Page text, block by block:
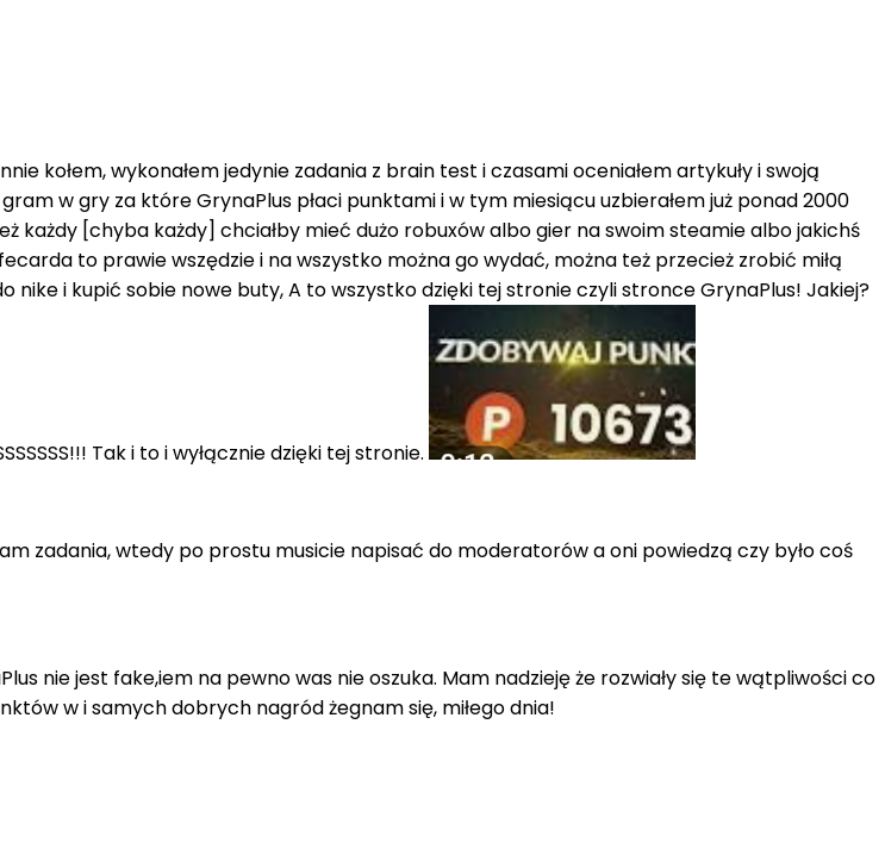
kołem, wykonałem jedynie zadania z brain test i czasami oceniałem artykuły i swoją
w gry za które GrynaPlus płaci punktami i w tym miesiącu uzbierałem już ponad 2000
każdy [chyba każdy] chciałby mieć dużo robuxów albo gier na swoim steamie albo jakichś
to prawie wszędzie i na wszystko można go wydać, można też przecież zrobić miłą
i kupić sobie nowe buty, A to wszystko dzięki tej stronie czyli stronce GrynaPlus! Jakiej?
Tak i to i wyłącznie dzięki tej stronie.
zadania, wtedy po prostu musicie napisać do moderatorów a oni powiedzą czy było coś
nie jest fake,iem na pewno was nie oszuka. Mam nadzieję że rozwiały się te wątpliwości co
w i samych dobrych nagród żegnam się, miłego dnia!